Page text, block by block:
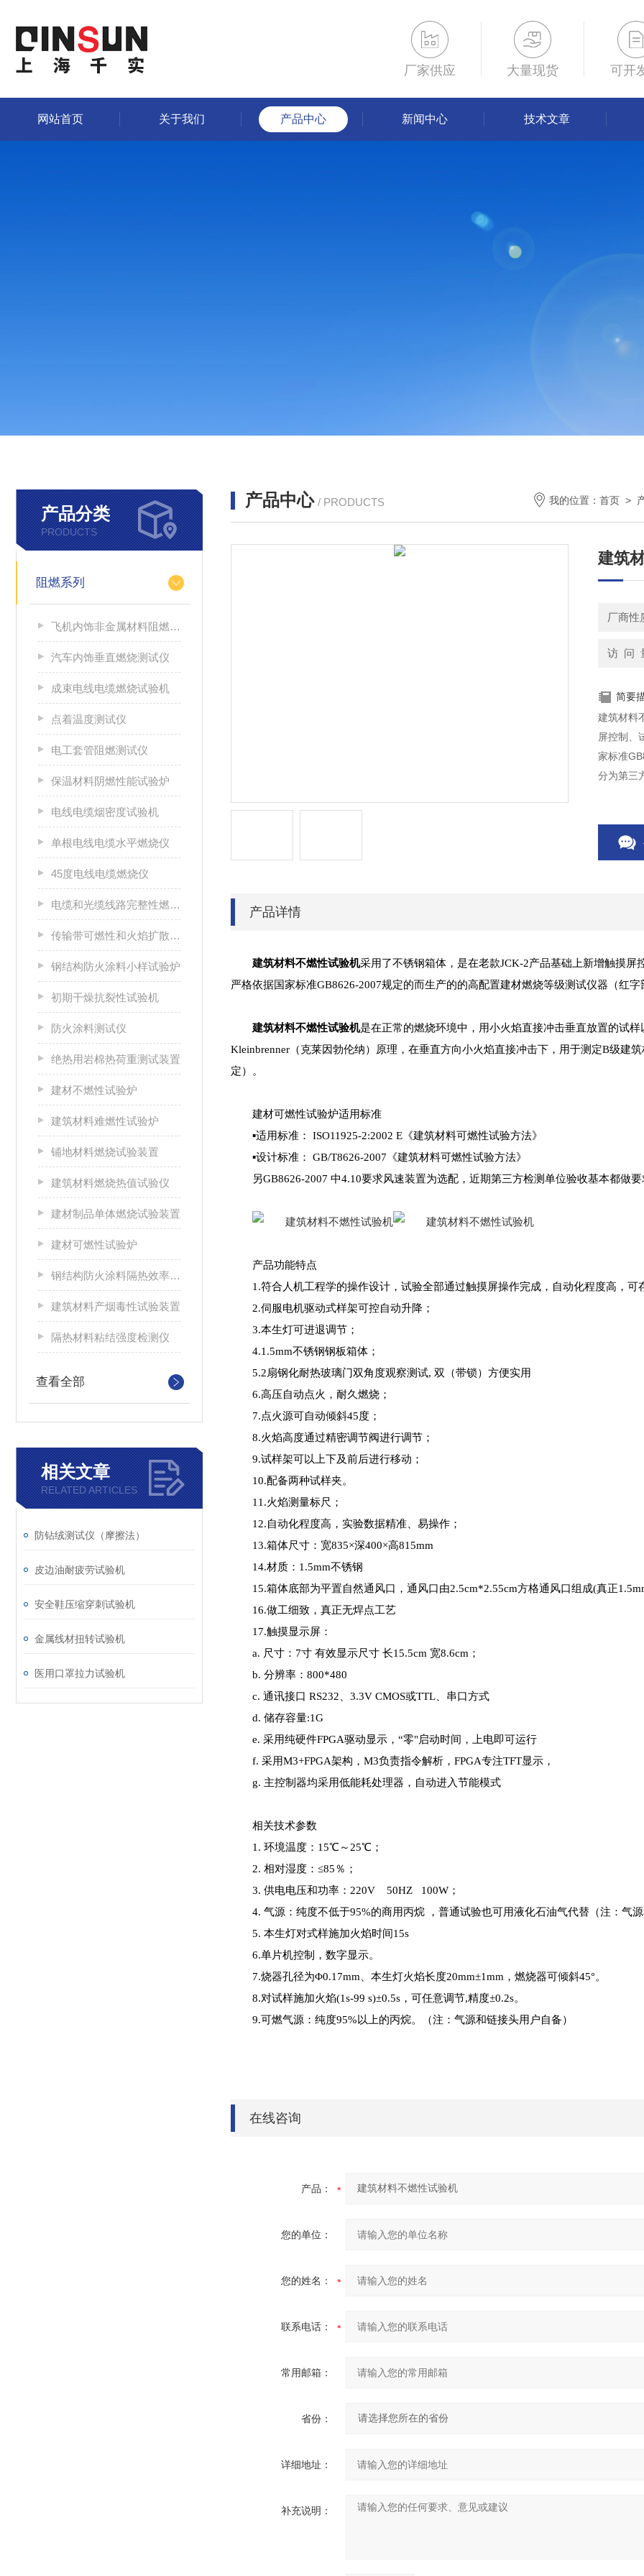
厂家供应 大量现货 可开
网站首页 关于我们 产品中心 新闻中心 技术文章
产品分类
PRODUCTS
阻燃系列
飞机内饰非金属材料阻燃性能测试仪
汽车内饰垂直燃烧测试仪
成束电线电缆燃烧试验机
点着温度测试仪
电工套管阻燃测试仪
保温材料阴燃性能试验炉
电线电缆烟密度试验机
单根电线电缆水平燃烧仪
45度电线电缆燃烧仪
电缆和光缆线路完整性燃烧试验机
传输带可燃性和火焰扩散特性测试仪
钢结构防火涂料小样试验炉
初期干燥抗裂性试验机
防火涂料测试仪
绝热用岩棉热荷重测试装置
建材不燃性试验炉
建筑材料难燃性试验炉
铺地材料燃烧试验装置
建筑材料燃烧热值试验仪
建材制品单体燃烧试验装置
建材可燃性试验炉
钢结构防火涂料隔热效率及耐火极限试验炉
建筑材料产烟毒性试验装置
隔热材料粘结强度检测仪
查看全部
相关文章
RELATED ARTICLES
防钻绒测试仪（摩擦法）
皮边油耐疲劳试验机
安全鞋压缩穿刺试验机
金属线材扭转试验机
医用口罩拉力试验机
产品中心 / PRODUCTS 我的位置： 首页 >
建筑
厂商性
访 问
简要
建筑材料
屏控制、
家标准
分为第三
产品详情
建筑材料不燃性试验机采用了不锈钢箱体 ，是在老款JCK-2产品基础上新增触摸屏
严格依据国家标准GB8626-2007规定的而生产的的高配置建材燃烧等级测试仪器（红
建筑材料不燃性试验机是在正常的燃烧环境中，用小火焰直接冲击垂直放置的试
Kleinbrenner（克莱因勃伦纳）原理，在垂直方向小火焰直接冲击下，用于测定B级建
定）。
建材可燃性试验炉适用标准
▪适用标准： ISO11925-2:2002 E《建筑材料可燃性试验方法》
▪设计标准： GB/T8626-2007《建筑材料可燃性试验方法》
另GB8626-2007 中4.10要求风速装置为选配，近期第三方检测单位验收基本都做
产品功能特点
1.符合人机工程学的操作设计，试验全部通过触摸屏操作完成，自动化程度高，可
2.伺服电机驱动式样架可控自动升降；
3.本生灯可进退调节；
4.1.5mm不锈钢钢板箱体；
5.2扇钢化耐热玻璃门双角度观察测试, 双（带锁）方便实用
6.高压自动点火，耐久燃烧；
7.点火源可自动倾斜45度；
8.火焰高度通过精密调节阀进行调节；
9.试样架可以上下及前后进行移动；
10.配备两种试样夹。
11.火焰测量标尺；
12.自动化程度高，实验数据精准、易操作；
13.箱体尺寸：宽835×深400×高815mm
14.材质：1.5mm不锈钢
15.箱体底部为平置自然通风口，通风口由2.5cm*2.55cm方格通风口组成(真正
16.做工细致，真正无焊点工艺
17.触摸显示屏：
a. 尺寸：7寸 有效显示尺寸 长15.5cm 宽8.6cm；
b. 分辨率：800*480
c. 通讯接口 RS232、3.3V CMOS或TTL、串口方式
d. 储存容量:1G
e. 采用纯硬件FPGA驱动显示，“零"启动时间，上电即可运行
f. 采用M3+FPGA架构，M3负责指令解析，FPGA专注TFT显示，
g. 主控制器均采用低能耗处理器，自动进入节能模式
相关技术参数
1. 环境温度：15℃～25℃；
2. 相对湿度：≤85％；
3. 供电电压和功率：220V 50HZ 100W；
4. 气源：纯度不低于95%的商用丙烷 ，普通试验也可用液化石油气代替（注：气
5. 本生灯对式样施加火焰时间15s
6.单片机控制，数字显示。
7.烧器孔径为Φ0.17mm、本生灯火焰长度20mm±1mm，燃烧器可倾斜45°。
8.对试样施加火焰(1s-99 s)±0.5s，可任意调节,精度±0.2s。
9.可燃气源：纯度95%以上的丙烷。（注：气源和链接头用户自备）
在线咨询
产品：
您的单位：
您的姓名：
联系电话：
常用邮箱：
省份：
详细地址：
补充说明：